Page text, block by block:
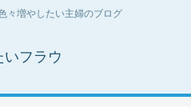
々増やしたい主婦のブログ
いフラウ